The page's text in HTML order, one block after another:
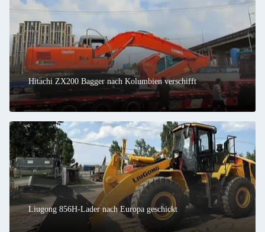
Hitachi ZX200 Bagger nach Kolumbien verschifft
Liugong 856H-Lader nach Europa geschickt